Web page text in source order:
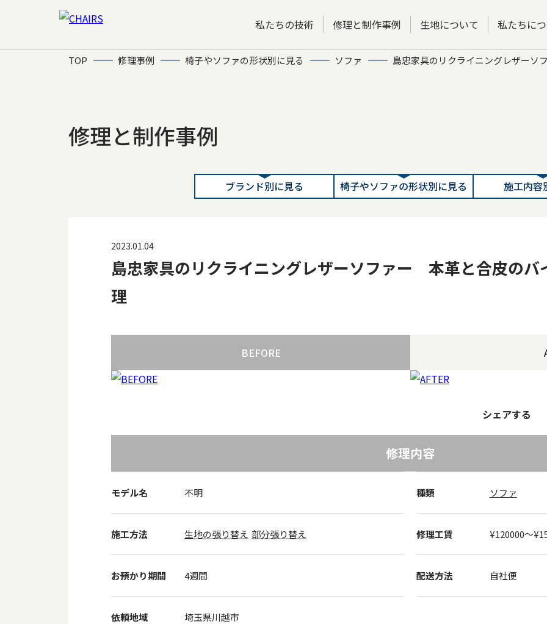
私たちの技術 修理と制作事例 生地について 私たちに
TOP 修理事例 椅子やソファの形状別に見る ソファ 島忠家具のリクライニングレザー
修理と制作事例
ブランド別に見る 椅子やソファの形状別に見る 施工内容
2023.01.04
島忠家具のリクライニングレザーソファー 本革と合皮のバ
理
BEFORE
シェアする
修理内容
モデル名 不明 種類 ソファ
施工方法 生地の張り替え 部分張り替え 修理工賃 ¥120000〜
お預かり期間 4週間 配送方法 自社便
依頼地域 埼玉県川越市